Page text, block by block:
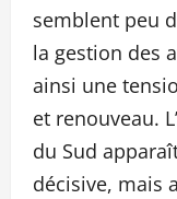
semblent peu
la gestion des
ainsi une
et renouveau.
du Sud
décisive, mais